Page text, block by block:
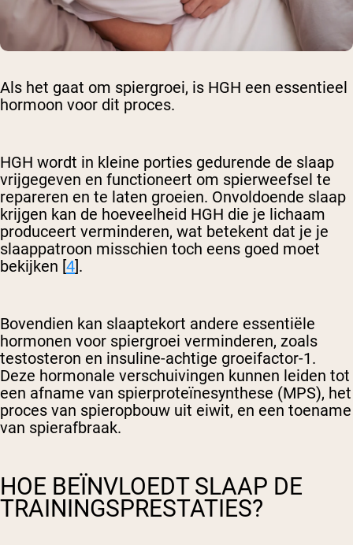
Als het gaat om spiergroei, is HGH een essentieel
hormoon voor dit proces.
HGH wordt in kleine porties gedurende de slaap
vrijgegeven en functioneert om spierweefsel te
repareren en te laten groeien. Onvoldoende slaap
krijgen kan de hoeveelheid HGH die je lichaam
produceert verminderen, wat betekent dat je je
slaappatroon misschien toch eens goed moet
bekijken [4].
Bovendien kan slaaptekort andere essentiële
hormonen voor spiergroei verminderen, zoals
testosteron en insuline-achtige groeifactor-1.
Deze hormonale verschuivingen kunnen leiden tot
een afname van spierproteïnesynthese (MPS), het
proces van spieropbouw uit eiwit, en een toename
van spierafbraak.
HOE BEÏNVLOEDT SLAAP DE
TRAININGSPRESTATIES?